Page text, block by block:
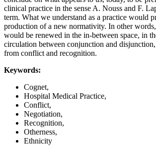
clinical practice in the sense A. Nouss and F.
term. What we understand as a practice would
production of a new normativity. In other
would be renewed in the in-between space, in
circulation between conjunction and
from conflict and recognition.
Keywords:
Cognet,
Hospital Medical Practice,
Conflict,
Negotiation,
Recognition,
Otherness,
Ethnicity